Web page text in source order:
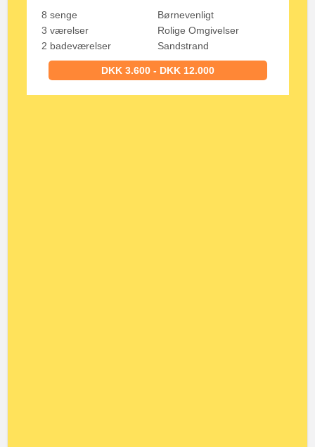
8 senge
3 værelser
2 badeværelser
Børnevenligt
Rolige Omgivelser
Sandstrand
DKK 3.600 - DKK 12.000